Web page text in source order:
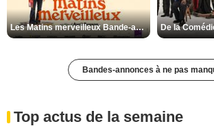
Les Matins merveilleux Bande-annonce VF
Bandes-annonces à ne pas
Top actus de la semaine